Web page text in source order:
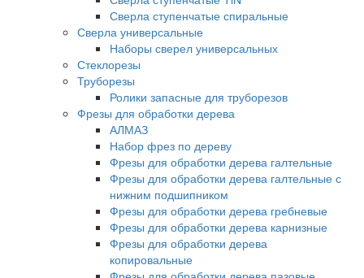
Сверла ступенчатые спиральные
Сверла универсальные
Наборы сверел универсальных
Стеклорезы
Труборезы
Ролики запасные для труборезов
Фрезы для обработки дерева
АЛМАЗ
Набор фрез по дереву
Фрезы для обработки дерева галтельные
Фрезы для обработки дерева галтельные с
нижним подшипником
Фрезы для обработки дерева гребневые
Фрезы для обработки дерева карнизные
Фрезы для обработки дерева
копировальные